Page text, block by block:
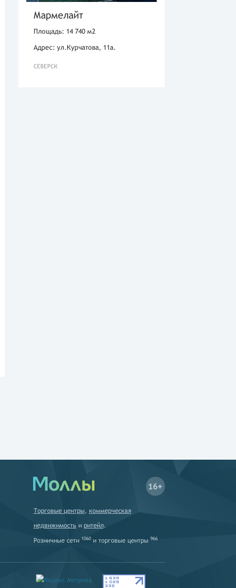
Мармелайт
Площадь: 14 740 м2
Адрес: ул.Курчатова, 11а.
СЕВЕРСК
16+
Торговые центры, коммерческая
недвижимость и ритейл.
Розничные сети 1060и торговые центры 966